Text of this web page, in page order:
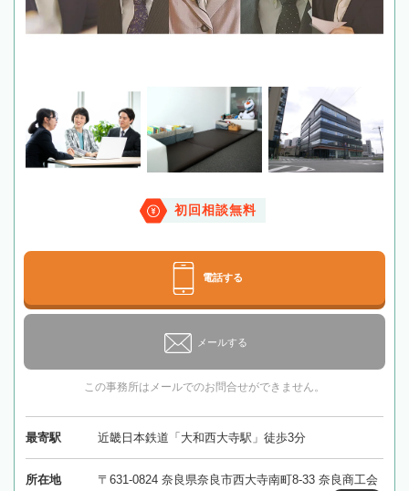
初回相談無料
電話する
メールする
この事務所はメールでのお問合せができません。
最寄駅 近畿日本鉄道「大和西大寺駅」徒歩3分
所在地
〒631-0824 奈良県奈良市西大寺南町8-33 奈良商工会